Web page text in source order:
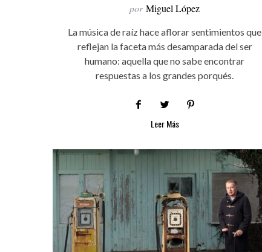
por Miguel López
La música de raíz hace aflorar sentimientos que
reflejan la faceta más desamparada del ser
humano: aquella que no sabe encontrar
respuestas a los grandes porqués.
Leer Más